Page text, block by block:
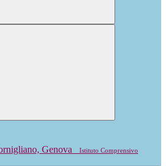
Istituto Comprensivo